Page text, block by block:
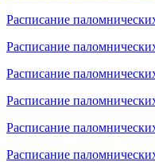
Расписание
Расписание
Расписание
Расписание
Расписание
Расписание